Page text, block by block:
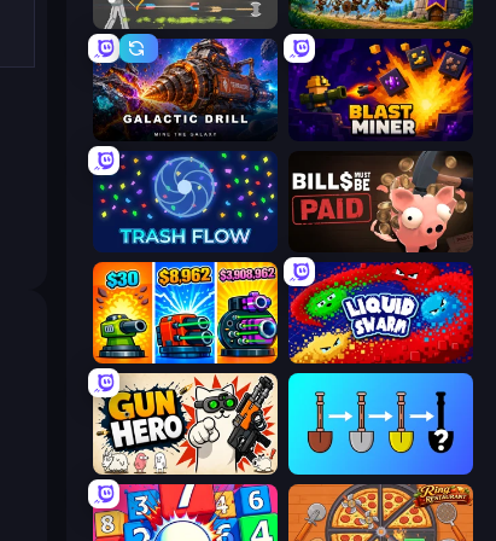
Ragdoll Archers Mage Castle Idle Defense
Galactic Drill Blast Miner
Trash Flow Bills Must Be Paid
Pumpkin Defense: Merge Cannon Liquid Swarm
Gun Hero: Cat Survival